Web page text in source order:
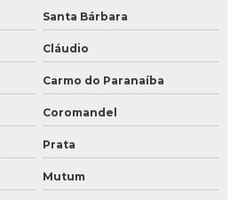
Santa Bárbara
Cláudio
Carmo do Paranaíba
Coromandel
Prata
Mutum